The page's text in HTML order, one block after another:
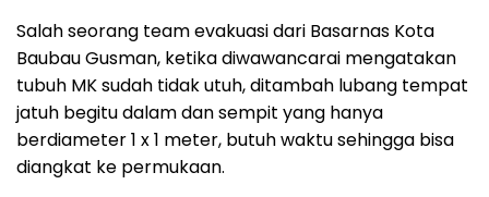
Salah seorang team evakuasi dari Basarnas Kota
Baubau Gusman, ketika diwawancarai mengatakan
tubuh MK sudah tidak utuh, ditambah lubang tempat
jatuh begitu dalam dan sempit yang hanya
berdiameter 1 x 1 meter, butuh waktu sehingga bisa
diangkat ke permukaan.